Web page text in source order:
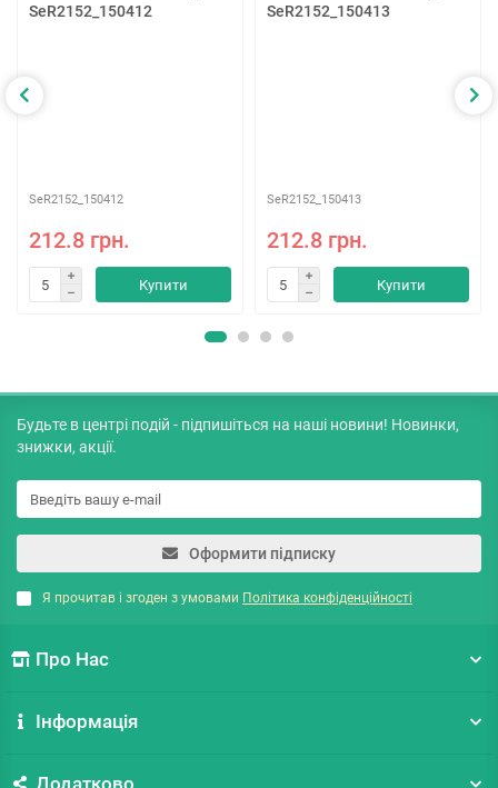
SeR2152_150412
SeR2152_150412
212.8 грн.
Купити
SeR2152_150413
SeR2152_150413
212.8 грн.
Купити
Будьте в центрі подій - підпишіться на наші новини! Новинки,
знижки, акції.
Оформити підписку
Я прочитав і згоден з умовами Політика конфіденційності
Про Нас
Інформація